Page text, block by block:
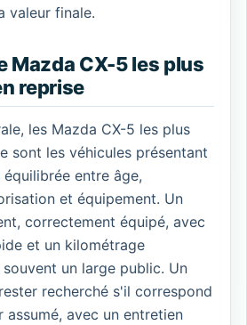
valeur finale.
Mazda CX-5 les plus
reprise
les Mazda CX-5 les plus
sont les véhicules présentant
entre âge,
et équipement. Un
correctement équipé, avec
et un kilométrage
un large public. Un
recherché s'il correspond
assumé, avec un entretien